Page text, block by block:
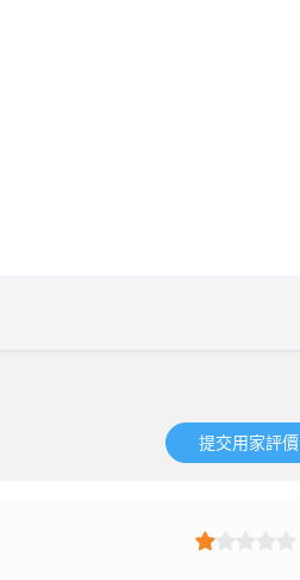
提交用家評價​